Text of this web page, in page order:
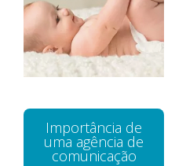
Importância de
uma agência de
comunicação